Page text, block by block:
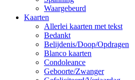
Waargebeurd
Kaarten
Allerlei kaarten met tekst
Bedankt
Belijdenis/Doop/Opdragen
Blanco kaarten
Condoleance
Geboorte/Zwanger